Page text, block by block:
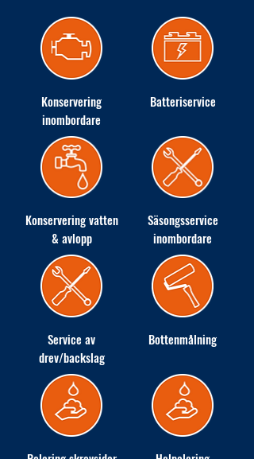
Konservering
inombordare
Batteriservice
Konservering vatten
& avlopp
Säsongsservice
inombordare
Service av
drev/backslag
Bottenmålning